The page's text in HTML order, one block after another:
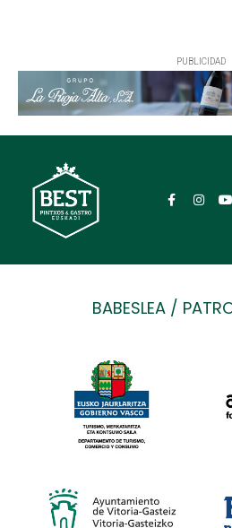
PUBLICIDAD
BABESLEA /